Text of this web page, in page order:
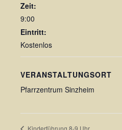
Zeit:
9:00
Eintritt:
Kostenlos
VERANSTALTUNGSORT
Pfarrzentrum Sinzheim